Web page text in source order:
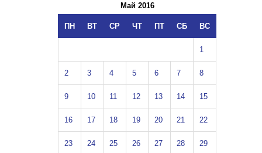
Май 2016
ПН ВТ СР ЧТ ПТ СБ ВС
1
2 3 4 5 6 7 8
9 10 11 12 13 14 15
16 17 18 19 20 21 22
23 24 25 26 27 28 29